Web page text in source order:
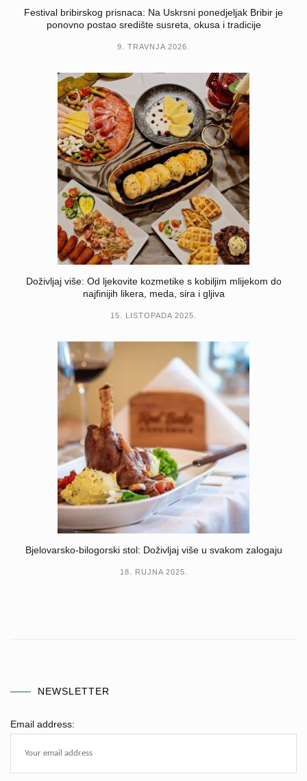
Festival bribirskog prisnaca: Na Uskrsni ponedjeljak Bribir je
ponovno postao središte susreta, okusa i tradicije
9. TRAVNJA 2026.
Doživljaj više: Od ljekovite kozmetike s kobiljim mlijekom do
najfinijih likera, meda, sira i gljiva
15. LISTOPADA 2025.
Bjelovarsko-bilogorski stol: Doživljaj više u svakom zalogaju
18. RUJNA 2025.
NEWSLETTER
Email address: